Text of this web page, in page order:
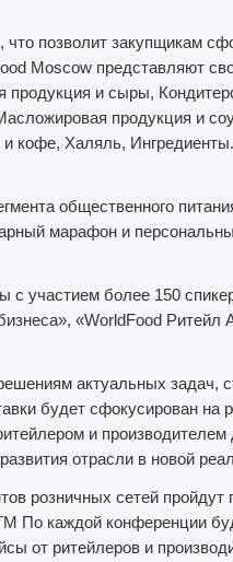
позволит закупщикам
Moscow представляют
и сыры,
продукция и
кофе, Халяль,
общественного
марафон и
с участием более 150
«WorldFood Ритейл
актуальных задач,
будет сфокусирован на
и производителем
отрасли в новой
розничных сетей пройдут
По каждой конференции
от ритейлеров и